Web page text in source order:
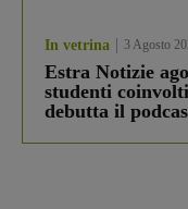
In vetrina 3 Agosto
Estra Notizie
studenti
debutta il